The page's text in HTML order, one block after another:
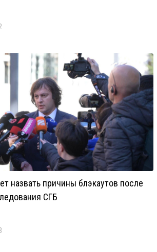
назвать причины блэкаутов после
СГБ